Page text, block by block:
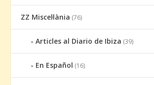
ZZ Miscel·lània (76)
Articles al Diario de Ibiza (39)
En Español (16)